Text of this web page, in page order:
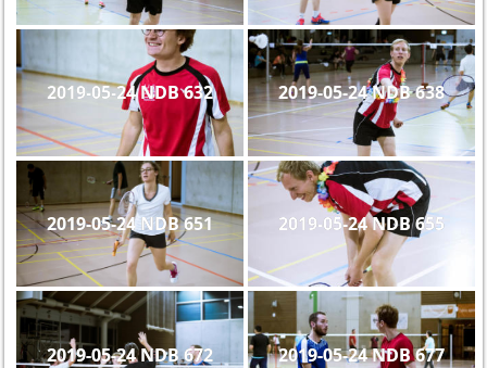
2019-05-24 NDB 632 2019-05-24 NDB 638
2019-05-24 NDB 651 2019-05-24 NDB 655
2019-05-24 NDB 672 2019-05-24 NDB 677